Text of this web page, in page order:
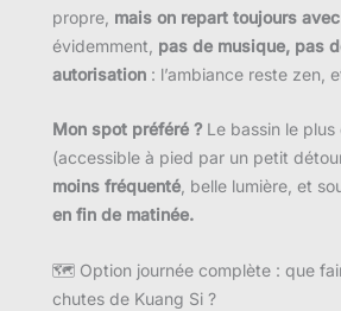
propre, mais on repart toujours
évidemment, pas de musique, pas
autorisation : l’ambiance reste zen,
Mon spot préféré ? Le bassin le plus
(accessible à pied par un petit
moins fréquenté , belle lumière, et
en fin de matinée.
🗺 Option journée complète : que
chutes de Kuang Si ?